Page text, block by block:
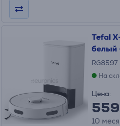
Tefal
белый
RG8597
На
Цена:
559
10